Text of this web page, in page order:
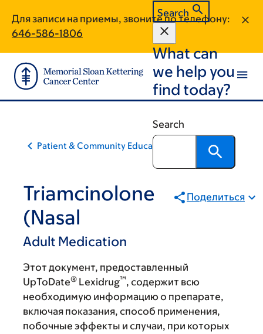
main
content
footer
Для записи на приемы, звоните по телефону:
646-586-1806
Search
What can
we help you
find today?
Search
Patient & Community Education
Triamcinolone
(Nasal
Adult Medication
Поделиться
Этот документ, предоставленный
UpToDate® Lexidrug™, содержит всю
необходимую информацию о препарате,
включая показания, способ применения,
побочные эффекты и случаи, при которых